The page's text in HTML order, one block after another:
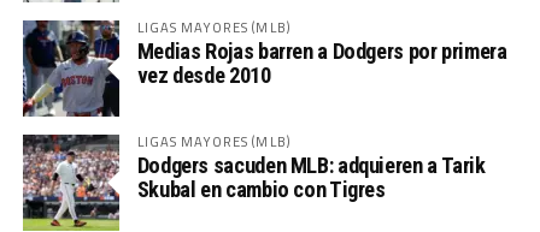
LIGAS MAYORES (MLB)
Medias Rojas barren a Dodgers por primera
vez desde 2010
LIGAS MAYORES (MLB)
Dodgers sacuden MLB: adquieren a Tarik
Skubal en cambio con Tigres